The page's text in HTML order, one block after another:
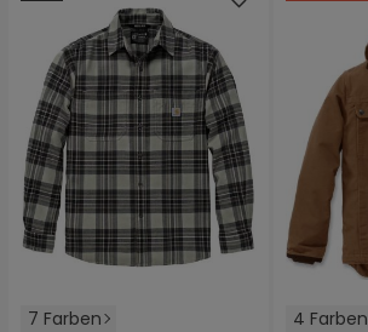
7 Farben
4 Farben